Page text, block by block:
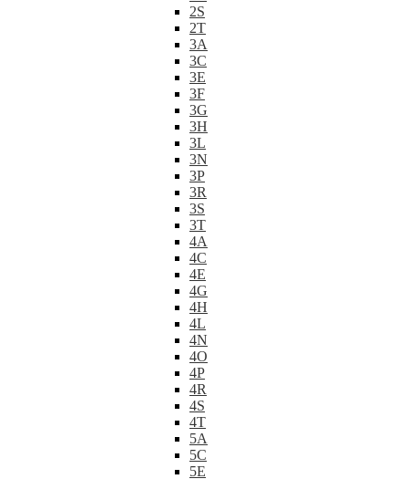
2S
2T
3A
3C
3E
3F
3G
3H
3L
3N
3P
3R
3S
3T
4A
4C
4E
4G
4H
4L
4N
4O
4P
4R
4S
4T
5A
5C
5E